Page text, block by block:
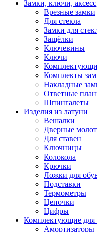
Замки, ключи,
Врезные замки
Для стекла
Замки для
Защёлки
Ключевины
Ключи
Комплекты
Накладные
Ответные
Шпингалеты
Изделия из латуни
Вешалки
Дверные
Для ставен
Ключницы
Колокола
Крючки
Ложки для
Подставки
Термометры
Цепочки
Цифры
Комплектующие для
Амортизаторы